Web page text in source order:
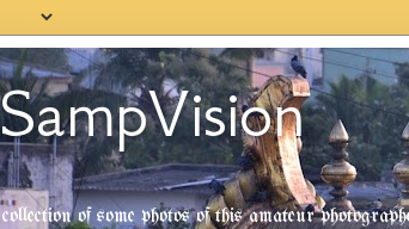
SampVision
collection of some photos of this amateur